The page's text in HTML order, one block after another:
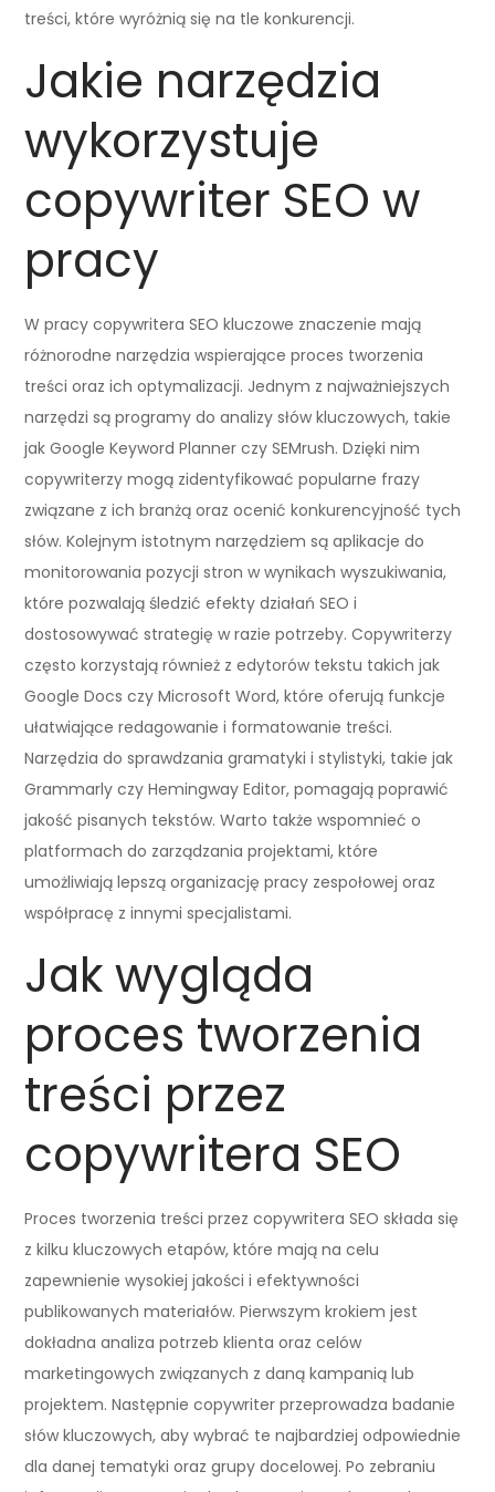
treści, które wyróżnią się na tle konkurencji.
Jakie narzędzia
wykorzystuje
copywriter SEO w
pracy
W pracy copywritera SEO kluczowe znaczenie mają
różnorodne narzędzia wspierające proces tworzenia
treści oraz ich optymalizacji. Jednym z najważniejszych
narzędzi są programy do analizy słów kluczowych, takie
jak Google Keyword Planner czy SEMrush. Dzięki nim
copywriterzy mogą zidentyfikować popularne frazy
związane z ich branżą oraz ocenić konkurencyjność tych
słów. Kolejnym istotnym narzędziem są aplikacje do
monitorowania pozycji stron w wynikach wyszukiwania,
które pozwalają śledzić efekty działań SEO i
dostosowywać strategię w razie potrzeby. Copywriterzy
często korzystają również z edytorów tekstu takich jak
Google Docs czy Microsoft Word, które oferują funkcje
ułatwiające redagowanie i formatowanie treści.
Narzędzia do sprawdzania gramatyki i stylistyki, takie jak
Grammarly czy Hemingway Editor, pomagają poprawić
jakość pisanych tekstów. Warto także wspomnieć o
platformach do zarządzania projektami, które
umożliwiają lepszą organizację pracy zespołowej oraz
współpracę z innymi specjalistami.
Jak wygląda
proces tworzenia
treści przez
copywritera SEO
Proces tworzenia treści przez copywritera SEO składa się
z kilku kluczowych etapów, które mają na celu
zapewnienie wysokiej jakości i efektywności
publikowanych materiałów. Pierwszym krokiem jest
dokładna analiza potrzeb klienta oraz celów
marketingowych związanych z daną kampanią lub
projektem. Następnie copywriter przeprowadza badanie
słów kluczowych, aby wybrać te najbardziej odpowiednie
dla danej tematyki oraz grupy docelowej. Po zebraniu